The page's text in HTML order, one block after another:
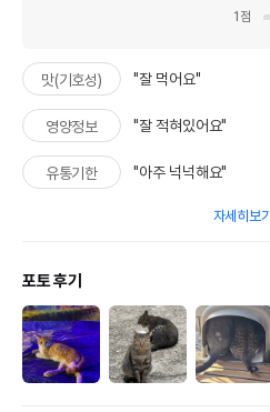
1 점
맛(기호성) "잘 먹어요"
영양정보 "잘 적혀있어요"
유통기한 "아주 넉넉해요"
자세히보기
포토 후기